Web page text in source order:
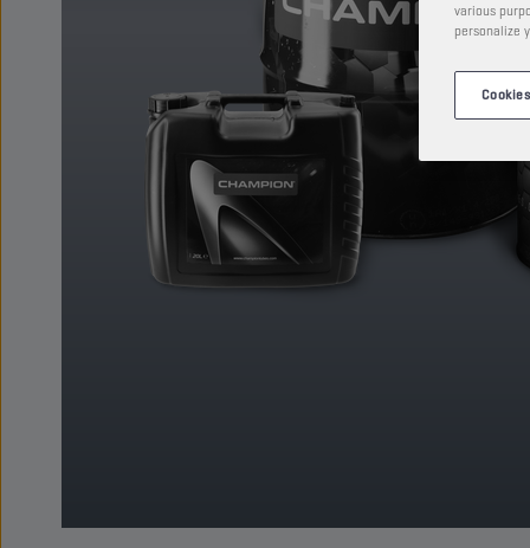
various
personalize